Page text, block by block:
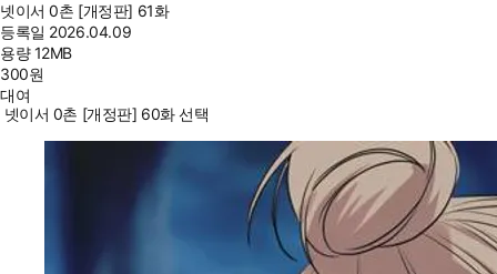
넷이서 0촌 [개정판] 61화
등록일 2026.04.09
용량12MB
300원
대여
넷이서 0촌 [개정판] 60화 선택